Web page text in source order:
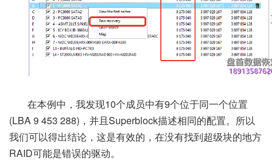
在本例中，我发现10个成员中有9个位于同一个位置
(LBA 9 453 288)，并且Superblock描述相同的配置。所以
我们可以得出结论，这是有效的，在没有找到超级块的地方
RAID可能是错误的驱动。